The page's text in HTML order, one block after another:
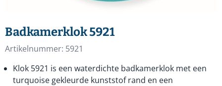
Badkamerklok 5921
Artikelnummer: 5921
Klok 5921 is een waterdichte badkamerklok met een
turquoise gekleurde kunststof rand en een